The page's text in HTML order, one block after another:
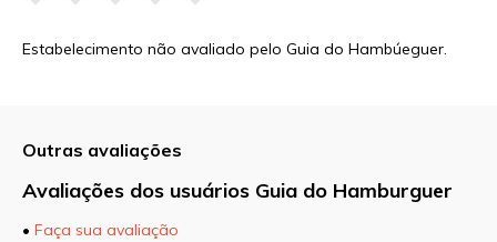
Estabelecimento não avaliado pelo Guia do Hambúeguer.
Outras avaliações
Avaliações dos usuários Guia do Hamburguer
• Faça sua avaliação